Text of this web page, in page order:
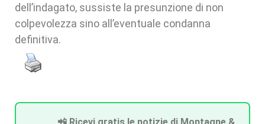
dell’indagato, sussiste la presunzione di non
colpevolezza sino all’eventuale condanna
definitiva.
📲 Ricevi gratis le notizie di Montagne &